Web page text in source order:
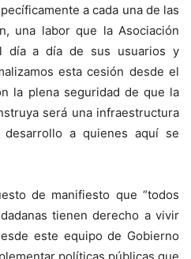
a cada una de las
una labor que la Asociación
día a día de sus usuarios y
esta cesión desde el
la plena seguridad de que la
será una infraestructura
a quienes aquí se
de manifiesto que “todos
tienen derecho a vivir
este equipo de Gobierno